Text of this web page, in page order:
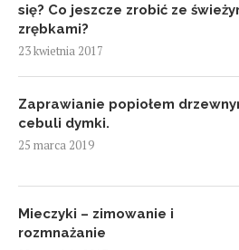
się? Co jeszcze zrobić ze
zrębkami?
23 kwietnia 2017
Zaprawianie popiołem
cebuli dymki.
25 marca 2019
Mieczyki – zimowanie i
rozmnażanie